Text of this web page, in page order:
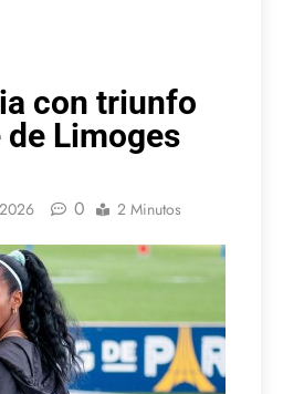
con triunfo
Limoges
0 2 Minutos